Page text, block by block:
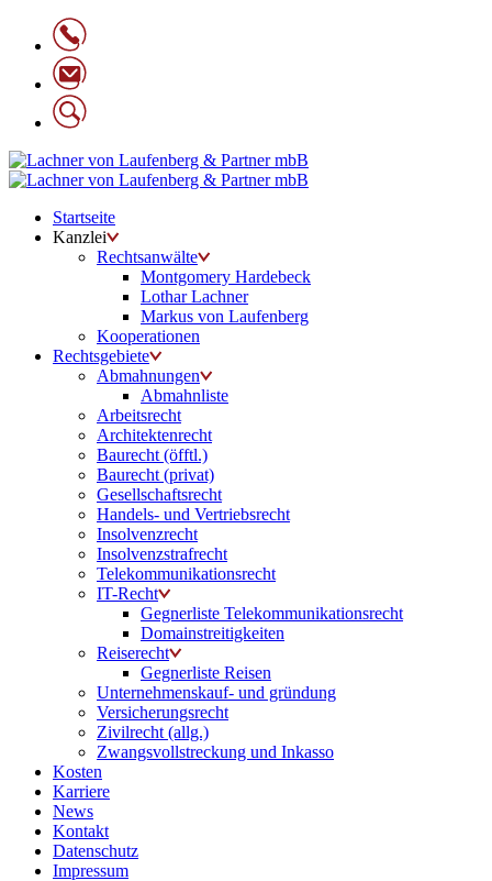
Startseite
Kanzlei
Rechtsanwälte
Montgomery Hardebeck
Lothar Lachner
Markus von Laufenberg
Kooperationen
Rechtsgebiete
Abmahnungen
Abmahnliste
Arbeitsrecht
Architektenrecht
Baurecht (öfftl.)
Baurecht (privat)
Gesellschaftsrecht
Handels- und Vertriebsrecht
Insolvenzrecht
Insolvenzstrafrecht
Telekommunikationsrecht
IT-Recht
Gegnerliste Telekommunikationsrecht
Domainstreitigkeiten
Reiserecht
Gegnerliste Reisen
Unternehmenskauf- und gründung
Versicherungsrecht
Zivilrecht (allg.)
Zwangsvollstreckung und Inkasso
Kosten
Karriere
News
Kontakt
Datenschutz
Impressum